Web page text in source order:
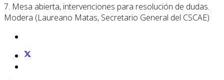
7. Mesa abierta, intervenciones para resolución de dudas.
Modera (Laureano Matas, Secretario General del CSCAE)